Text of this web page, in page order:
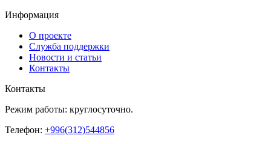
Информация
О проекте
Служба поддержки
Новости и статьи
Контакты
Контакты
Режим работы: круглосуточно.
Телефон: +996(312)544856